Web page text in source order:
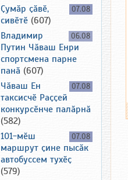
07.08
Ҫумӑр ҫӑвӗ,
сивӗтӗ (607)
06.08
Владимир
Путин Чӑваш Енри
спортсмена парне
панӑ (607)
07.08
Чӑваш Ен
таксисчӗ Раҫҫей
конкурсӗнче палӑрнӑ
(582)
07.08
101-мӗш
маршрут ҫине пысӑк
автобуссем тухӗҫ
(579)